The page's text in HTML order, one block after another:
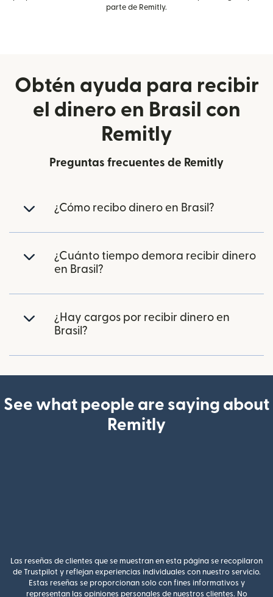
parte de Remitly.
Obtén ayuda para recibir
el dinero en Brasil con
Remitly
Preguntas frecuentes de Remitly
¿Cómo recibo dinero en Brasil?
¿Cuánto tiempo demora recibir dinero
en Brasil?
¿Hay cargos por recibir dinero en
Brasil?
See what people are saying about
Remitly
Las reseñas de clientes que se muestran en esta página se recopilaron
de Trustpilot y reflejan experiencias individuales con nuestro servicio.
Estas reseñas se proporcionan solo con fines informativos y
representan las opiniones personales de nuestros clientes. No